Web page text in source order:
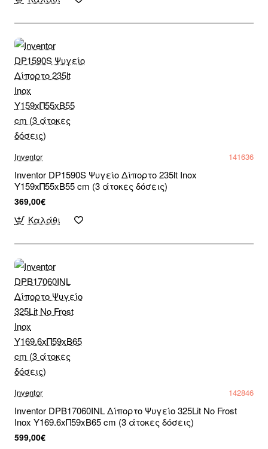
Inventor 141636
Inventor DP1590S Ψυγείο Δίπορτο 235lt Inox
Υ159xΠ55xΒ55 cm (3 άτοκες δόσεις)
369,00€
Καλάθι
Inventor 142846
Inventor DPB17060INL Δίπορτο Ψυγείο 325Lit No Frost
Inox Υ169.6xΠ59xΒ65 cm (3 άτοκες δόσεις)
599,00€